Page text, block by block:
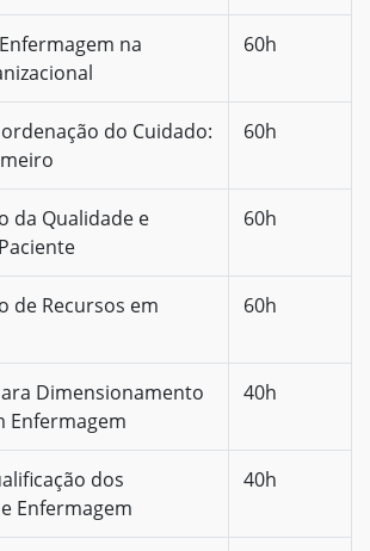
na
60h
do Cuidado:
60h
da Qualidade e
60h
de Recursos em
60h
Dimensionamento
Enfermagem
40h
dos
Enfermagem
40h